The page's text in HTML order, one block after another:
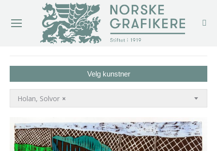
Velg kunstner
×
Holan, Solvor